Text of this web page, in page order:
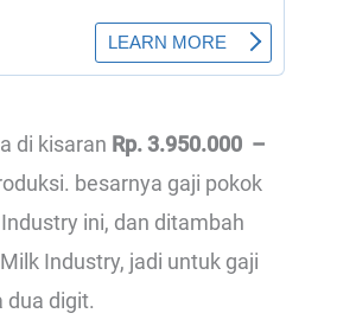
di kisaran Rp. 3.950.000 –
besarnya gaji pokok
ini, dan ditambah
Industry, jadi untuk gaji
dua digit.